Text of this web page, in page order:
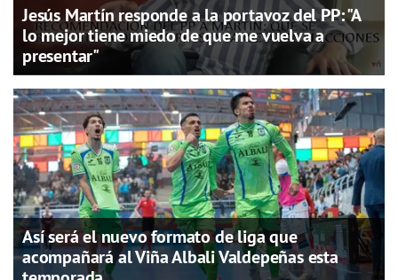
Jesús Martín responde a la portavoz del PP: "A
lo mejor tiene miedo de que me vuelva a
presentar"
Así será el nuevo formato de liga que
acompañará al Viña Albali Valdepeñas esta